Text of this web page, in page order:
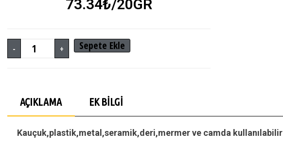
73.34₺/20GR
- + Sepete Ekle
AÇIKLAMA EK BILGI
Kauçuk,plastik,metal,seramik,deri,mermer ve camda kullanılabilir